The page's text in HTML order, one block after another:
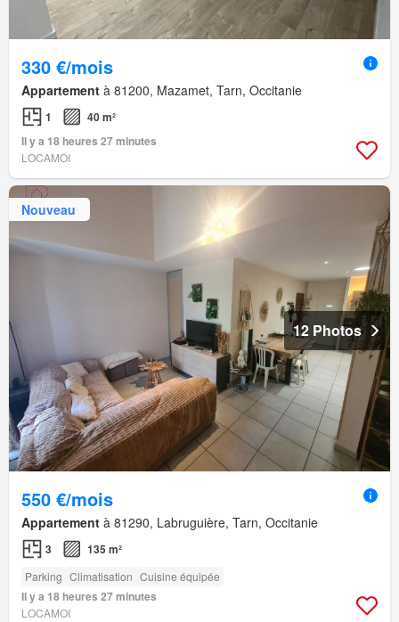
330 €/mois
Appartement à 81200, Mazamet, Tarn, Occitanie
1
40 m²
Il y a 18 heures 27 minutes
LOCAMOI
Nouveau
12 Photos
550 €/mois
Appartement à 81290, Labruguière, Tarn, Occitanie
3 135 m²
Parking Climatisation Cuisine équipée
Il y a 18 heures 27 minutes
LOCAMOI